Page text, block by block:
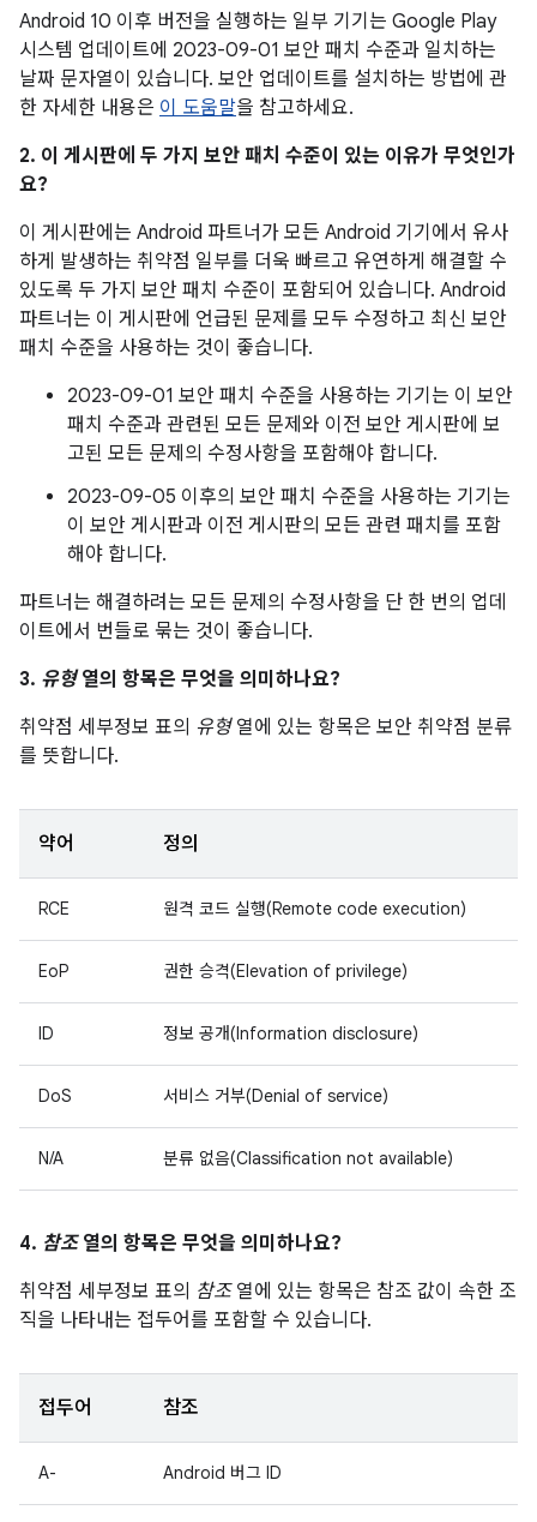
Android 10 이후 버전을 실행하는 일부 기기는 Google Play
시스템 업데이트에 2023-09-01 보안 패치 수준과 일치하는
날짜 문자열이 있습니다. 보안 업데이트를 설치하는 방법에 관
한 자세한 내용은 이 도움말을 참고하세요.
2. 이 게시판에 두 가지 보안 패치 수준이 있는 이유가 무엇인가
요?
이 게시판에는 Android 파트너가 모든 Android 기기에서 유사
하게 발생하는 취약점 일부를 더욱 빠르고 유연하게 해결할 수
있도록 두 가지 보안 패치 수준이 포함되어 있습니다. Android
파트너는 이 게시판에 언급된 문제를 모두 수정하고 최신 보안
패치 수준을 사용하는 것이 좋습니다.
2023-09-01 보안 패치 수준을 사용하는 기기는 이 보안
패치 수준과 관련된 모든 문제와 이전 보안 게시판에 보
고된 모든 문제의 수정사항을 포함해야 합니다.
2023-09-05 이후의 보안 패치 수준을 사용하는 기기는
이 보안 게시판과 이전 게시판의 모든 관련 패치를 포함
해야 합니다.
파트너는 해결하려는 모든 문제의 수정사항을 단 한 번의 업데
이트에서 번들로 묶는 것이 좋습니다.
3. 유형열의 항목은 무엇을 의미하나요?
취약점 세부정보 표의 유형열에 있는 항목은 보안 취약점 분류
를 뜻합니다.
약어 정의
RCE 원격 코드 실행(Remote code execution)
EoP 권한 승격(Elevation of privilege)
ID 정보 공개(Information disclosure)
DoS 서비스 거부(Denial of service)
N/A 분류 없음(Classification not available)
4. 참조열의 항목은 무엇을 의미하나요?
취약점 세부정보 표의 참조열에 있는 항목은 참조 값이 속한 조
직을 나타내는 접두어를 포함할 수 있습니다.
접두어 참조
A- Android 버그 ID